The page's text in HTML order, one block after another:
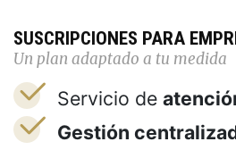
SUSCRIPCIONES PARA
Un plan adaptado a tu medida
Servicio de
Gestión